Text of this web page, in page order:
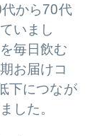
から70代
いまし
毎日飲む
お届けコ
下につなが
した。